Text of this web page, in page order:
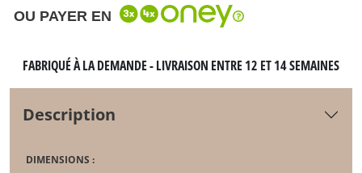
OU PAYER EN
FABRIQUÉ À LA DEMANDE - LIVRAISON ENTRE 12 ET 14 SEMAINES
Description
DIMENSIONS :